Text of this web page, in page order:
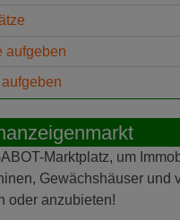
aufgeben
Marktplatz, um
Gewächshäuser und
oder anzubieten!